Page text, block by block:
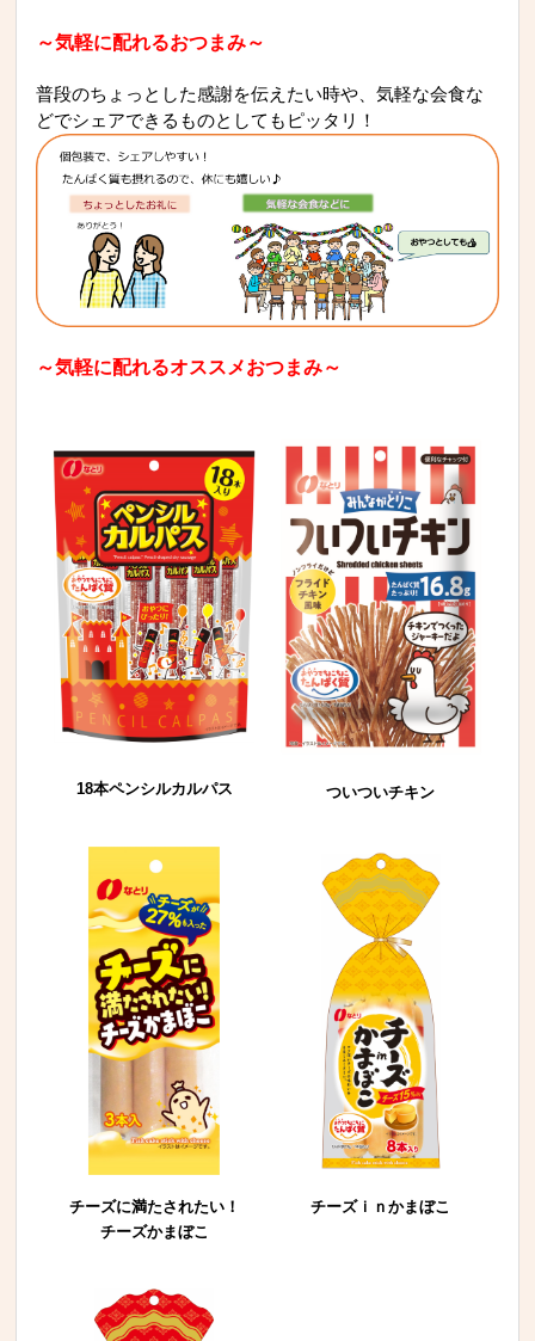
～気軽に配れるおつまみ～
普段のちょっとした感謝を伝えたい時や、気軽な会食な
どでシェアできるものとしてもピッタリ！
～気軽に配れるオススメおつまみ～
18本ペンシルカルパス ついついチキン
チーズに満たされたい！
チーズかまぼこ
チーズｉｎかまぼこ